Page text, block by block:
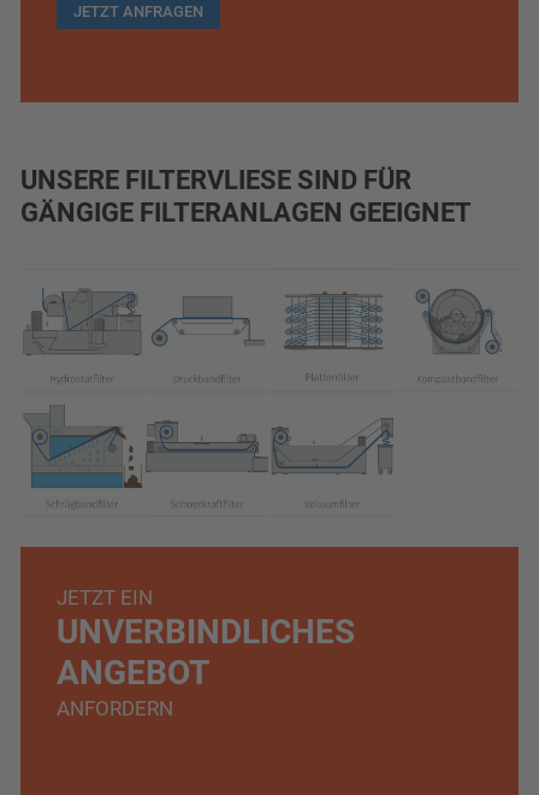
JETZT ANFRAGEN
UNSERE FILTERVLIESE SIND FÜR
GÄNGIGE FILTERANLAGEN GEEIGNET
JETZT EIN
UNVERBINDLICHES
ANGEBOT
ANFORDERN